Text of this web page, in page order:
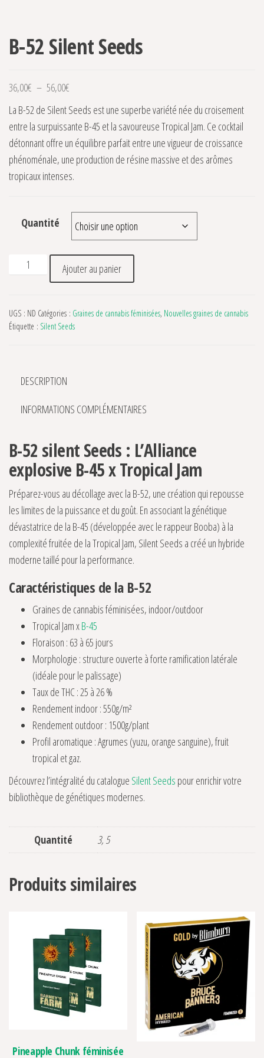
B-52 Silent Seeds
36,00€ – 56,00€
La B-52 de Silent Seeds est une superbe variété née du croisement
entre la surpuissante B-45 et la savoureuse Tropical Jam. Ce cocktail
détonnant offre un équilibre parfait entre une vigueur de croissance
phénoménale, une production de résine massive et des arômes
tropicaux intenses.
Quantité
quantité de B-52 Silent Seeds
Ajouter au panier
UGS : ND Catégories : Graines de cannabis féminisées, Nouvelles graines de cannabis
Étiquette : Silent Seeds
DESCRIPTION
INFORMATIONS COMPLÉMENTAIRES
B-52 silent Seeds : L’Alliance
explosive B-45 x Tropical Jam
Préparez-vous au décollage avec la B-52, une création qui repousse
les limites de la puissance et du goût. En associant la génétique
dévastatrice de la B-45 (développée avec le rappeur Booba) à la
complexité fruitée de la Tropical Jam, Silent Seeds a créé un hybride
moderne taillé pour la performance.
Caractéristiques de la B-52
Graines de cannabis féminisées, indoor/outdoor
Tropical Jam xB-45
Floraison : 63 à 65 jours
Morphologie : structure ouverte à forte ramification latérale
(idéale pour le palissage)
Taux de THC : 25 à 26 %
Rendement indoor : 550g/m²
Rendement outdoor : 1500g/plant
Profil aromatique : Agrumes (yuzu, orange sanguine), fruit
tropical et gaz.
Découvrez l’intégralité du catalogue Silent Seeds pour enrichir votre
bibliothèque de génétiques modernes.
Quantité 3, 5
Produits similaires
Pineapple Chunk féminisée